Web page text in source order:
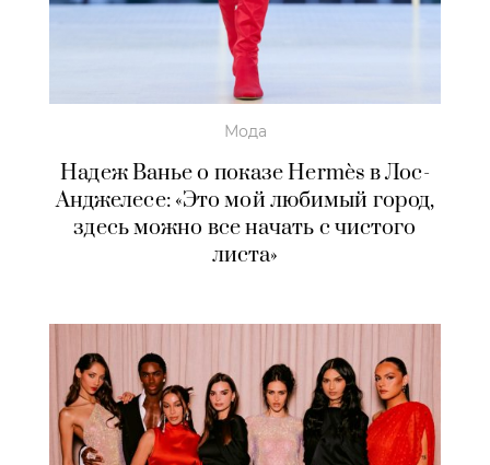
Мода
Надеж Ванье о показе Hermès в Лос-
Анджелесе: «Это мой любимый город,
здесь можно все начать с чистого
листа»